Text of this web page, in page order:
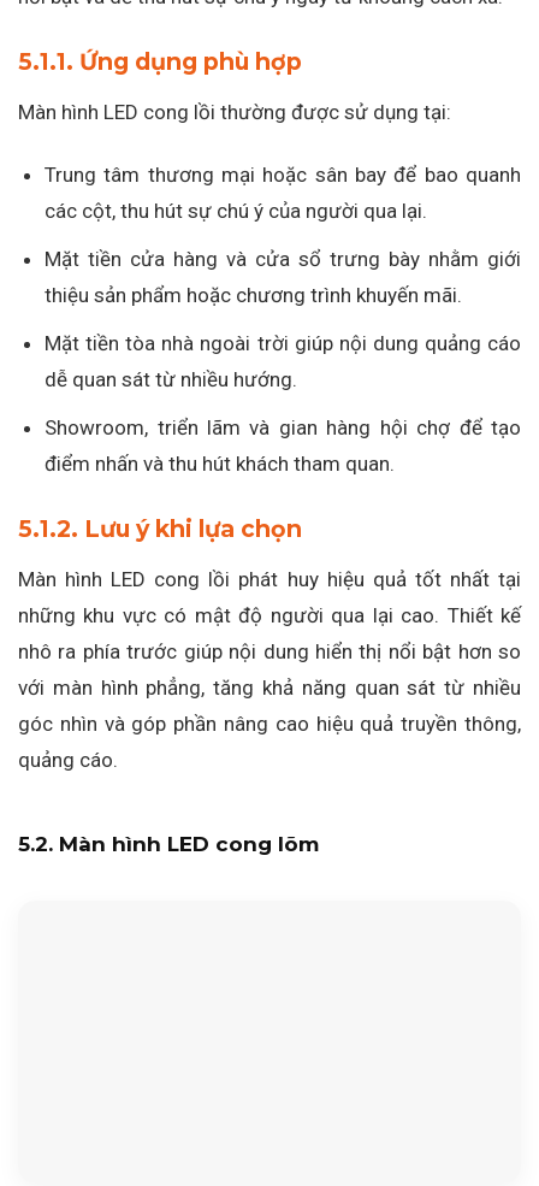
5.1.1. Ứng dụng phù hợp
Màn hình LED cong lồi thường được sử dụng tại:
Trung tâm thương mại hoặc sân bay để bao quanh
các cột, thu hút sự chú ý của người qua lại.
Mặt tiền cửa hàng và cửa sổ trưng bày nhằm giới
thiệu sản phẩm hoặc chương trình khuyến mãi.
Mặt tiền tòa nhà ngoài trời giúp nội dung quảng cáo
dễ quan sát từ nhiều hướng.
Showroom, triển lãm và gian hàng hội chợ để tạo
điểm nhấn và thu hút khách tham quan.
5.1.2. Lưu ý khi lựa chọn
Màn hình LED cong lồi phát huy hiệu quả tốt nhất tại
những khu vực có mật độ người qua lại cao. Thiết kế
nhô ra phía trước giúp nội dung hiển thị nổi bật hơn so
với màn hình phẳng, tăng khả năng quan sát từ nhiều
góc nhìn và góp phần nâng cao hiệu quả truyền thông,
quảng cáo.
5.2. Màn hình LED cong lõm